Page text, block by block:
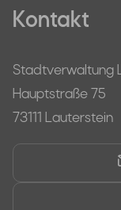
Kontakt
Stadtverwaltung
Hauptstraße 75
73111 Lauterstein